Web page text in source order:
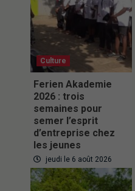
Culture
Ferien Akademie
2026 : trois
semaines pour
semer l’esprit
d’entreprise chez
les jeunes
jeudi le 6 août 2026